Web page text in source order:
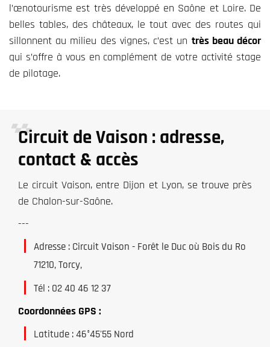
l’œnotourisme est très développé en Saône et Loire. De
belles tables, des châteaux, le tout avec des routes qui
sillonnent au milieu des vignes, c’est un très beau décor
qui s’offre à vous en complément de votre activité stage
de pilotage.
Circuit de Vaison : adresse,
contact & accès
Le circuit Vaison, entre Dijon et Lyon, se trouve près
de Chalon-sur-Saône.
---
Adresse : Circuit Vaison - Forêt le Duc où Bois du Ro
71210,Torcy,
Tél : 02 40 46 12 37
Coordonnées GPS :
Latitude : 46°45'55 Nord